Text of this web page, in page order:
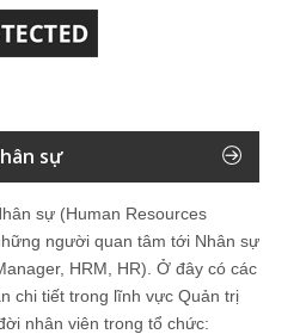
sự
sự (Human Resources
người quan tâm tới Nhân sự
HRM, HR). Ở đây có các
chi tiết trong lĩnh vực Quản trị
nhân viên trong tổ chức: